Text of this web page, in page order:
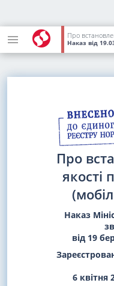
Наказ від
Про
якості
Наказ
від 19
6 квітня